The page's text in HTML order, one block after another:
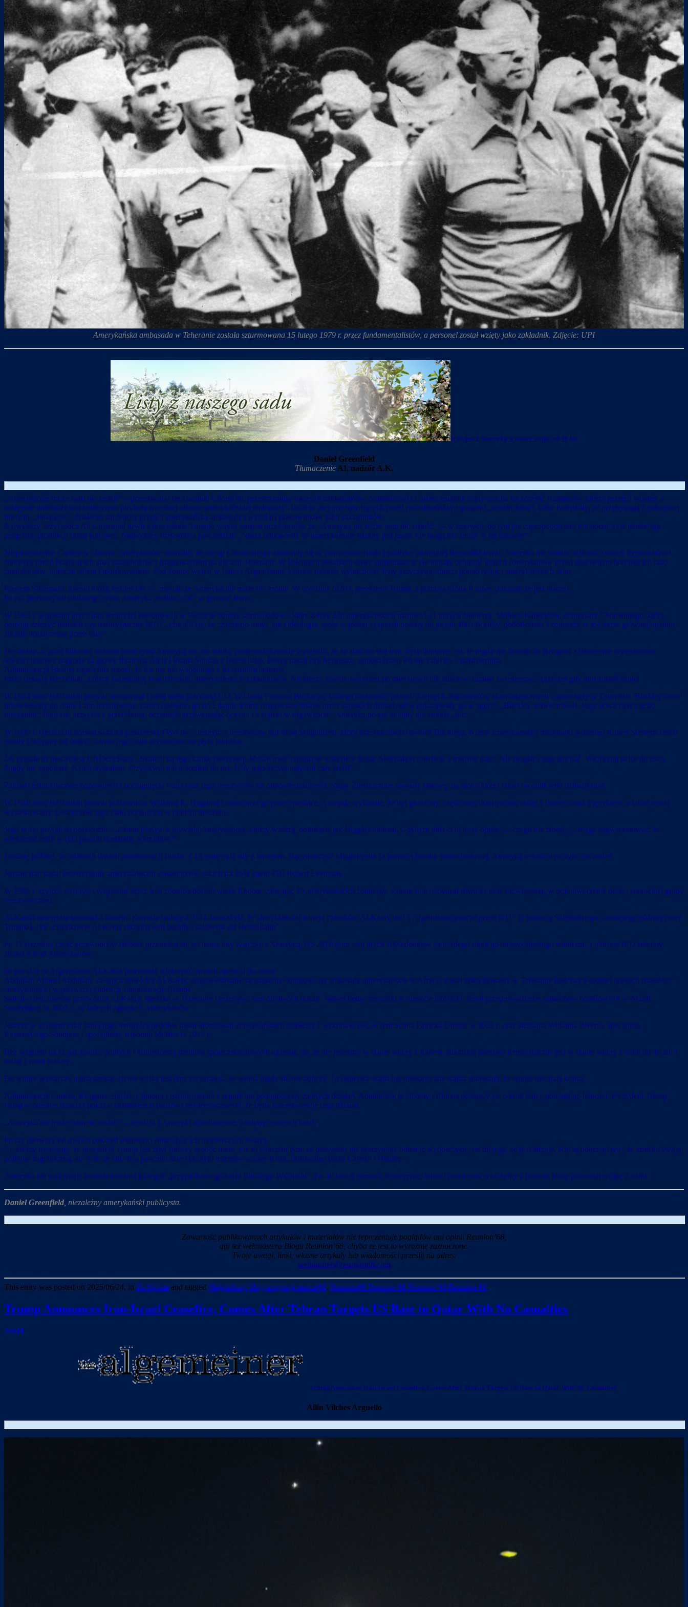
Amerykańska ambasada w Teheranie została szturmowana 15 lutego 1979 r. przez fundamentalistów, a personel został wzięty jako zakładnik. Zdjęcie: UPI
Iran jest z Ameryką w stanie wojny od 46 lat
Daniel Greenfield
Tłumaczenie AI, nadzór A.K.
„Ameryka nie może nam nic zrobić” – przechwalał się ajatollah Chomeini, przetrzymując naszych zakładników. Administracja Cartera osłabiła rządy szacha na korzyść islamistów, którzy przejęli władzę, a
następnie uniemożliwili żołnierzom piechoty morskiej obronę amerykańskiej ambasady i ludzi w niej przebywających przed muzułmańskimi grupami „studenckimi”, które twierdziły, że przybywają z pokojową
intencją. „Pokojowi” działacze studenccy przejęli amerykańską ambasadę i wzięli jej pracowników jako zakładników.
Najwyższy Przywódca Ali Chamenei drwił z prezydenta Trumpa w tym samym przekonaniu, że „Ameryka nie może nam nic zrobić” — w czerwcu, po tym jak zaproponowano mu porzucenie irańskiego
programu produkcji broni jądrowej. Najwyższy Przywódca powiedział: „Nasza odpowiedź na amerykańskie bzdury jest jasna: nie mogą nic zrobić w tej sprawie”.
Niepowodzenie Cartera w obronie Amerykanów sprawiło, że obelgi Chomeiniego zamieniły się w powtarzane hasło i politykę Islamskiej Republiki Iranu. Ameryka nie umiała ochronić swoich dyplomatów i
żołnierzy przed braniem ich jako zakładników i paradowaniem na ulicach Teheranu. W kolejnych dekadach nowe administracje nie umiały ochronić innych Amerykanów przed ponownym braniem ich jako
zakładników, torturowaniem i mordowaniem. Pod koniec wojen w Iraku i Afganistanie irańskie ładunki wybuchowe były przyczyną śmierci ponad tysiąca amerykańskich ofiar.
Kassem Soleimani, irański mózg terroru IRGC, myślał, że Ameryka nie może nic zrobić. W styczniu 2020 r. prezydent Trump, z pomocą drona Reaper, pokazał, że jest inaczej.
Po raz pierwszy od dłuższego czasu Ameryka zrobiła „coś” w sprawie Iranu.
W 1983 r. wspierani przez Iran terroryści zdetonowali w Bejrucie bomby samochodowe, które zabiły 220 amerykańskich marines i 21 innych żołnierzy. Mohsen Rafiqdoost, ochroniarz Chomeiniego, który
pomógł założyć irańskie siły terrorystyczne IRGC, chwalił się, że „zarówno trotyl, jak i ideologia, które w jednej eksplozji posłały do piekła 400 oficerów, podoficerów i żołnierzy w kwaterze głównej marines,
zostały dostarczone przez Iran”.
Do diabła — poza kilkoma atakami lotniczymi Ameryka nic nie robiła, ponieważ dowody wywiadu, że za atakami stał Iran, były tłumione, tak że nigdy nie dotarły do Reagana. Ostatecznie wyznaczono
wielomilionowe nagrody za głowy Ibrahima Aqila i Fuada Shukra z Hezbollahu, którzy nadal żyli beztrosko, dopóki Izrael ich nie zabił po 7 października.
Administracja Bidena zapewniła media, że nie ma nic wspólnego z izraelskimi atakami.
Przez dekadę Hezbollah, irańscy najemnicy, brał dziesiątki amerykańskich zakładników. Niektórzy zostali uwolnieni po miesiącach lub latach w zamian za ustępstwa, podczas gdy inni zostali zabici.
W 1984 roku Hezbollah porwał, torturował i zabił szefa placówki CIA Williama Francisa Buckleya, którego tożsamość poznali z tajnych dokumentów skonfiskowanych z ambasady w Teheranie. Buckley został
przewieziony do Iranu i tam torturowany, zanim odesłano go do Libanu. Filmy rozpowszechniane przez irańskich dżihadystów pokazywały go w agonii. „Buckley ledwie mówił. Jego słowa były często
nieskładne; ślinił się, krzyczał z przerażenia, bezradnie przewracając oczami i z ciałem w drgawkach”. Ameryka po raz kolejny nie zrobiła „nic”.
W 1985 r. Hezbollah porwał samolot pasażerski TWA 847. Jednym z terrorystów był Imad Mughniyeh, który przesłuchiwał również Buckleya. Nurek amerykańskiej marynarki wojennej Robert Stethem został
pobity i skopany na śmierć, zanim jego ciało wyrzucono na płytę lotniska.
Jak opisała to stewardesa Uli Derickson: „Skakali na jego klatkę piersiową. Musiał mieć połamane wszystkie żebra. Siedziałam zaledwie 5 metrów dalej. Nie mogłam tego słuchać. Włożyłam palce do uszu.
Nigdy nie zapomnę. Nadal słyszałam. Przystawili mu mikrofon do ust, żeby jego krzyki usłyszał cały świat”.
Zamiast jednoznacznej odpowiedzi i pociągnięcia Iranu oraz jego terrorystów do odpowiedzialności, Stany Zjednoczone zawarły umowę, na mocy której Izrael uwolnił setki dżihadystów.
W 1988 roku Hezbollah porwał pułkownika Williama R. Higginsa i torturował go przez miesiące. Autopsja wykazała, że był głodzony, częściowo usunięto mu skórę z twarzy wraz z językiem, a także został
wykastrowany. Ostatecznie jego ciało porzucono w pobliżu meczetu.
Jego bliski przyjaciel powiedział: „Jestem jednym z niewielu Amerykanów, którzy wiedzą dokładnie jak Higgins umierał. Gdybym miał ci to teraz opisać — czego nie zrobię — mogę zagwarantować, że
większość osób w tym pokoju dostałaby wymiotów”.
Dekadę później, w ostatnich dniach administracji Busha, CIA połączyła siły z Izraelem, aby zniszczyć Mughniyeha za pomocą bomby samochodowej. Ameryka w końcu raczyła coś zrobić.
Jednak Iran nadal przetrzymuje amerykańskich zakładników, takich jak były agent FBI Robert Levinson.
W 1996 r. szyiccy terroryści wspierani przez Iran zbombardowali wieże Khobar, zabijając 19 amerykańskich żołnierzy. Jednak Iran rozważał również inne rozwiązania, w tym utworzenie nowej sunnickiej grupy
terrorystycznej.
Al-Kaida nawiązała stosunki z Iranem. Komisja badająca 9/11 zauważyła, że „Iran ułatwiał tranzyt członków Al-Kaidy do i z Afganistanu jeszcze przed 9/11” (z pomocą Soleimaniego, usuniętego później przez
Trumpa), i że „członkowie Al-Kaidy otrzymywali porady i szkolenia od Hezbollahu”.
Po 11 września część przywódców talibów przeniosła się do Iranu, aby walczyć z Ameryką. Do 2010 roku Iran płacił 1000 dolarów za każdego zabitego amerykańskiego żołnierza, a irańskie IED zbierały
żniwo wśród Amerykanów.
Po porażce w Afganistanie Al-Kaida przeniosła większość swoich operacji do Iranu.
Abdullah Ahmed Abdullah, zastępca dowódcy Al-Kaidy, odpowiedzialny za zamachy bombowe na ambasady amerykańskie w Afryce, został zlikwidowany w Teheranie podczas wspólnej operacji izraelsko-
amerykańskiej w pierwszej kadencji administracji Trumpa.
Saif al-Adel, obecny przywódca Al-Kaidy, mieszka w Teheranie i przebywa tam od dwóch dekad. Nawet będąc rzekomo w areszcie irańskim, zlecił przeprowadzenie zamachów bombowych w Arabii
Saudyjskiej w 2003 r., w których zginęło 9 Amerykanów.
Jeszcze w zeszłym roku Iran i jego terroryści-pedofile nadal mordowali amerykańskich żołnierzy i wykonawców, w tym Scotta Patricka Dubisa w 2023 r. oraz sierżanta Williama Riversa, specjalistę
Kennedy’ego Sandersa i specjalistkę Breonnę Moffett w 2024 r.
Bez względu na to, jak bardzo politycy i influencerzy mediów społecznościowych upierają się, że nie jesteśmy w stanie wojny z Iranem, islamskie państwo terrorystyczne jest w stanie wojny z nami od 46 lat. I
nadal z nami walczy.
Do wojny wystarczy jedna strona. To nie walka jest tym, co sprawia, że wojna nigdy się nie kończy. To odmowa walki lub nieskuteczna walka sprawiają, że wojny nie mają końca.
Administracje Cartera, Reagana, Busha, Clintona i Busha juniora z reguły nie podejmowały żadnych działań. Administracje Obamy i Bidena posunęły się o krok dalej, pomagając Iranowi. Prezydent Trump
stanął w obronie Izraela i pokazał islamskiemu państwu terrorystycznemu, że będą konsekwencje jego działań.
„Ameryka nie może nam nic zrobić” – szydzili z Ameryki ajatollahowie, zabijając naszych ludzi.
Po raz pierwszy od dwóch pokoleń uśmieszki zniknęły z ich morderczych twarzy.
Ci, którzy narzekają, że prezydent Trump jest zbyt surowy wobec Iranu, nie są oburzeni tym, że prezydent nie dotrzymuje obietnic wyborczych, ale dlatego, że je realizuje. Nie są oburzeni tym, że zmienił swoją
politykę zagraniczną, ale tym, że oni chcą powrotu starej polityki ustępstw wobec Iranu, stosowanej przez Cartera i Obamę.
Ameryka nie podejmuje bombardowania jakiegoś „przypadkowego kraju Bliskiego Wschodu”. Po 46 latach porwań, terroryzmu, tortur i morderstw walczymy z Iranem, który prowadzi wojnę z nami.
Daniel Greenfield , niezależny amerykański publicysta.
Zawartość publikowanych artykułów i materiałów nie reprezentuje poglądów ani opinii Reunion’68,
ani też webmastera Blogu Reunion’68, chyba ze jest to wyraźnie zaznaczone.
Twoje uwagi, linki, własne artykuły lub wiadomości prześlij na adres:
webmaster@reunion68.com
This entry was posted on 2025/06/24, in Ze Swiata and tagged Najwiekszy blog emigracji marca'68, Reunion68 Reunion 68 Reunion’68 Reunion-68.
Trump Announces Iran-Israel Ceasefire, Comes After Tehran Targets US Base in Qatar With No Casualties
Jun24
Trump Announces Iran-Israel Ceasefire, Comes After Tehran Targets US Base in Qatar With No Casualties
Ailin Vilches Arguello